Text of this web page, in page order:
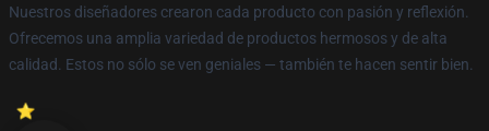
Nuestros diseñadores crearon cada producto con pasión y reflexión.
Ofrecemos una amplia variedad de productos hermosos y de alta
calidad. Estos no sólo se ven geniales — también te hacen sentir bien.